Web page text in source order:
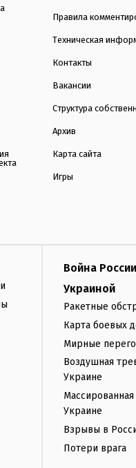
Правила
Техническая
Контакты
Вакансии
Структура
Архив
Карта сайта
Игры
Война
Украиной
Ракетные
Карта боевых
Мирные
Воздушная
Украине
Массированная
Украине
Взрывы в
Потери врага